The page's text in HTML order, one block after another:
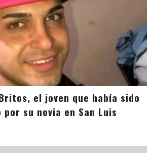
el joven que había sido
su novia en San Luis